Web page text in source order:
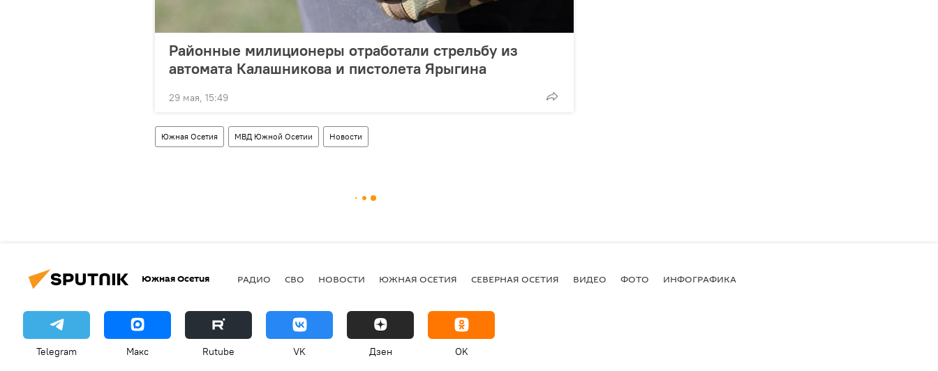
Районные милиционеры отработали стрельбу из
автомата Калашникова и пистолета Ярыгина
29 мая, 15:49
Южная Осетия МВД Южной Осетии Новости
Южная Осетия РАДИО СВО НОВОСТИ ЮЖНАЯ ОСЕТИЯ СЕВЕРНАЯ ОСЕТИЯ ВИДЕО ФОТО ИНФОГРАФИКА
Telegram Макс Rutube VK Дзен OK